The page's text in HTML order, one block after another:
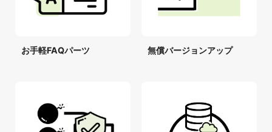
お手軽FAQパーツ 無償バージョンアップ